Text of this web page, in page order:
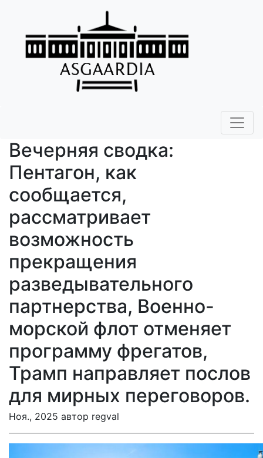
Вечерняя сводка:
Пентагон, как
сообщается,
рассматривает
возможность
прекращения
разведывательного
партнерства, Военно-
морской флот отменяет
программу фрегатов,
Трамп направляет послов
для мирных переговоров.
Ноя., 2025 автор regval